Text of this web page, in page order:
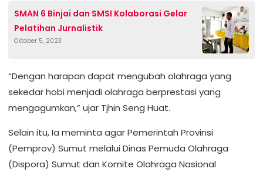
SMAN 6 Binjai dan SMSI Kolaborasi Gelar
Pelatihan Jurnalistik
Oktober 5, 2023
“Dengan harapan dapat mengubah olahraga yang
sekedar hobi menjadi olahraga berprestasi yang
mengagumkan,” ujar Tjhin Seng Huat.
Selain itu, Ia meminta agar Pemerintah Provinsi
(Pemprov) Sumut melalui Dinas Pemuda Olahraga
(Dispora) Sumut dan Komite Olahraga Nasional